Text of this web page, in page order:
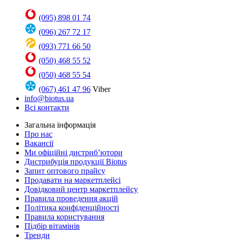
(095) 898 01 74
(096) 267 72 17
(093) 771 66 50
(050) 468 55 52
(050) 468 55 54
(067) 461 47 96 Viber
info@biotus.ua
Всі контакти
Загальна інформація
Про нас
Вакансії
Ми офіційні дистриб’ютори
Дистрибуція продукції Biotus
Запит оптового прайсу
Продавати на маркетплейсі
Довідковий центр маркетплейсу
Правила проведення акцій
Політика конфіденційності
Правила користування
Підбір вітамінів
Тренди